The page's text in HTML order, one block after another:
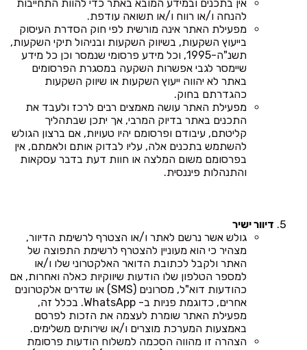
אין בתכנים ובמידע המובא באתר כדי להוות התחייבות
להנחה ו/או רווח ו/או תשואה עודפת.
מפעילת האתר אינה מורשית לפי חוק הסדרת העיסוק
בייעוץ השקעות, בשיווק השקעות ובניהול תיקי השקעות,
תשנ"ה-1995, וכל מידע פרסומי שנמסר וכן כל מידע
שיימסר לגבי אפשרות השקעה במסגרת הפרסומים
באתר לא יהווה ייעוץ השקעות או שיווק השקעות
כהגדרתם בחוק.
מפעילת האתר עושה מאמצים רבים לרכז ולעבד את
התכנים באתר בדיוק המרבי, אך יתכן שבתהליך
קליטתם, עיבודם ופרסומם יהיו טעויות, אם ברצון הגולש
להשתמש בתכנים אלה, עליו לבדוק אותם ולאמתם, אין
בפרסומם משום המלצה או חוות דעת בדבר עסקאות
והתנהלות פיננסית.
דיוור ישיר
גולש אשר נרשם לאתר ו/או הצטרף לרשימת הדיוור,
מצהיר כי הוא מעוניין להצטרף לרשימת התפוצה של
האתר ולקבל לכתובת הדואר האלקטרוני שלו ו/או
למספר הטלפון שלו הודעות שיווקיות כאלה ואחרות, אם
כהודעות דוא"ל, מסרונים (SMS) או שדרים אלקטרונים
אחרים, כדוגמת פניות ב- WhatsApp. בכלל זה,
מפעילת האתר שומרת לעצמה את הזכות לפרסם
באמצעות המערכת מוצרים ו/או שירותים משלימים.
הצהרה זו מהווה הסכמה למשלוח הודעות פרסומת